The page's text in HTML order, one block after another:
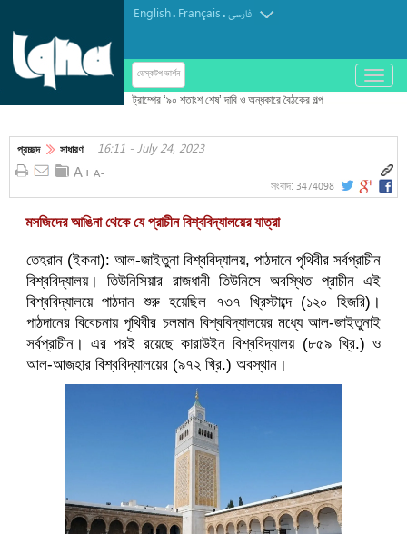
English. Français.فارسی
ডেস্কটপ ভার্শন
باز
و
کردن
প্রচ্ছদ সাধারণ 16:11 - July 24, 2023
সংবাদ: 3474098
মসজিদের আঙিনা থেকে যে প্রাচীন বিশ্ববিদ্যালয়ের যাত্রা
তেহরান (ইকনা): আল-জাইতুনা বিশ্ববিদ্যালয়, পাঠদানে পৃথিবীর সর্বপ্রাচীন
বিশ্ববিদ্যালয়। তিউনিসিয়ার রাজধানী তিউনিসে অবস্থিত প্রাচীন এই
বিশ্ববিদ্যালয়ে পাঠদান শুরু হয়েছিল ৭৩৭ খ্রিস্টাব্দে (১২০ হিজরি)।
পাঠদানের বিবেচনায় পৃথিবীর চলমান বিশ্ববিদ্যালয়ের মধ্যে আল-জাইতুনাই
সর্বপ্রাচীন। এর পরই রয়েছে কারাউইন বিশ্ববিদ্যালয় (৮৫৯ খ্রি.) ও
আল-আজহার বিশ্ববিদ্যালয়ের (৯৭২ খ্রি.) অবস্থান।